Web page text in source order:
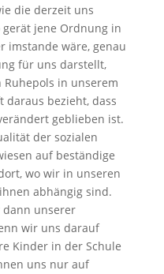
die derzeit uns
jene Ordnung in
imstande wäre, genau
für uns darstellt,
in unserem
daraus bezieht, dass
geblieben ist.
der sozialen
auf beständige
wo wir in unseren
abhängig sind.
dann unserer
wir uns darauf
Kinder in der Schule
uns nur auf